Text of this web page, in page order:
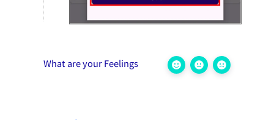
What are your Feelings